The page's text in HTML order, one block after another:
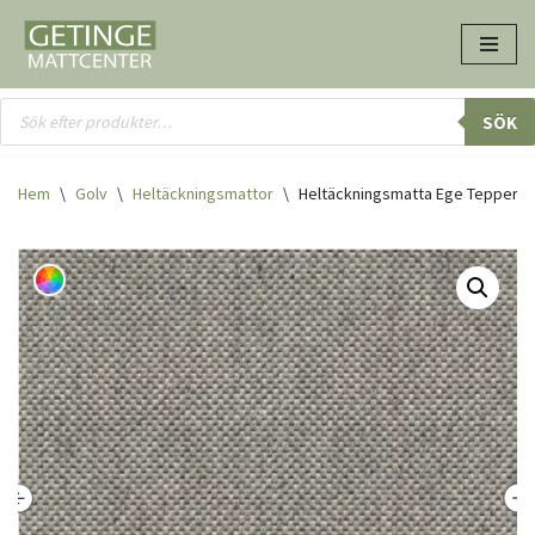
Hoppa
till
innehåll
SÖK
Hem \ Golv \ Heltäcknings­mattor \ Heltäckningsmatta Ege Tepper